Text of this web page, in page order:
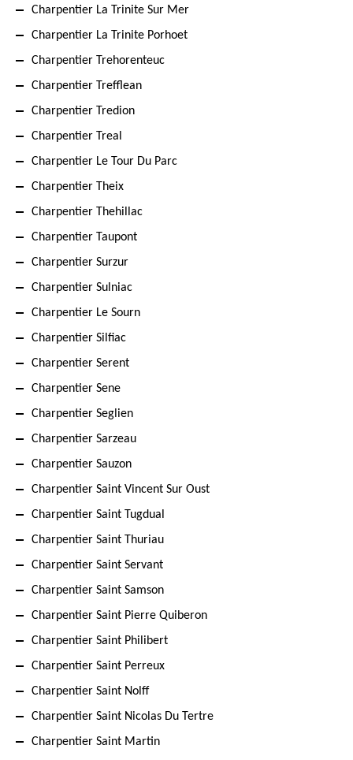
Charpentier La Trinite Sur Mer
Charpentier La Trinite Porhoet
Charpentier Trehorenteuc
Charpentier Trefflean
Charpentier Tredion
Charpentier Treal
Charpentier Le Tour Du Parc
Charpentier Theix
Charpentier Thehillac
Charpentier Taupont
Charpentier Surzur
Charpentier Sulniac
Charpentier Le Sourn
Charpentier Silfiac
Charpentier Serent
Charpentier Sene
Charpentier Seglien
Charpentier Sarzeau
Charpentier Sauzon
Charpentier Saint Vincent Sur Oust
Charpentier Saint Tugdual
Charpentier Saint Thuriau
Charpentier Saint Servant
Charpentier Saint Samson
Charpentier Saint Pierre Quiberon
Charpentier Saint Philibert
Charpentier Saint Perreux
Charpentier Saint Nolff
Charpentier Saint Nicolas Du Tertre
Charpentier Saint Martin